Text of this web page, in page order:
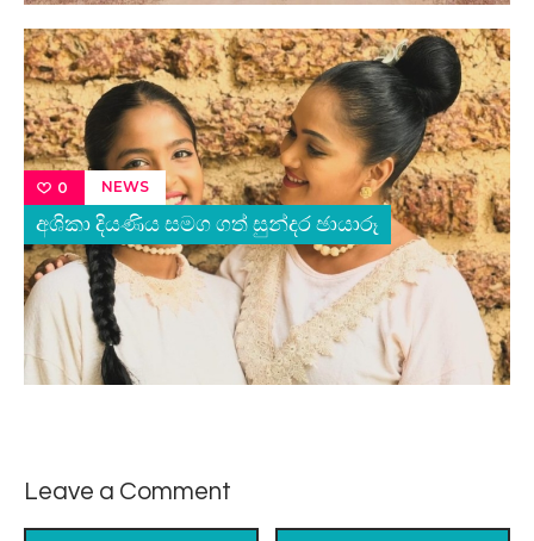
0 NEWS
අශිකා දියණිය සමග ගත් සුන්දර ඡායාරූ
Leave a Comment